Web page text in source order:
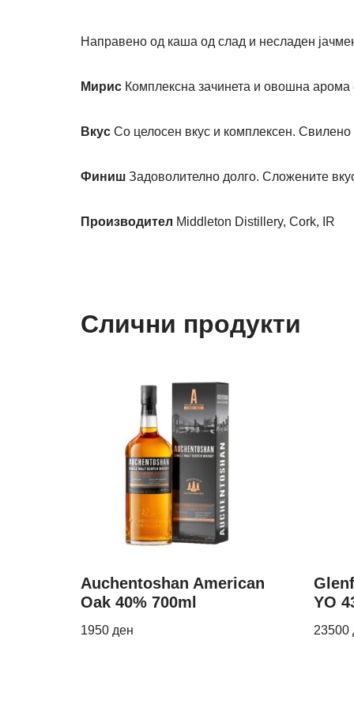
Направено од каша од слад и несладен
Мирис Комплексна зачинета и овошна арома
Вкус Со целосен вкус и комплексен. Свилено
Финиш Задоволително долго. Сложените
Производител Middleton Distillery, Cork, IR
Слични продукти
Auchentoshan American
Oak 40% 700ml
1950 ден
YO
23500